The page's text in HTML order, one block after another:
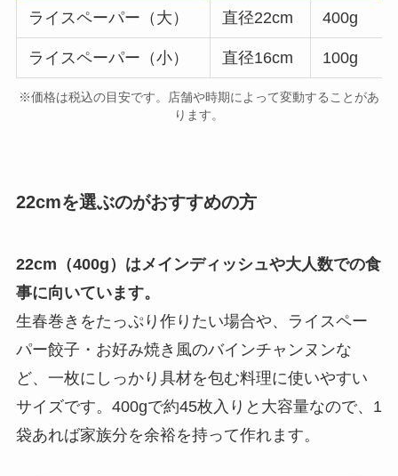
ライスペーパー（大） 直径22cm 400g
ライスペーパー（小） 直径16cm 100g
※価格は税込の目安です。店舗や時期によって変動することがあ
ります。
22cmを選ぶのがおすすめの方
22cm（400g）はメインディッシュや大人数での食
事に向いています。
生春巻きをたっぷり作りたい場合や、ライスペー
パー餃子・お好み焼き風のバインチャンヌンな
ど、一枚にしっかり具材を包む料理に使いやすい
サイズです。400gで約45枚入りと大容量なので、1
袋あれば家族分を余裕を持って作れます。